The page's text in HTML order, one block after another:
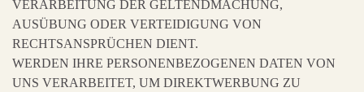
VERARBEITUNG DER GELTENDMACHUNG,
AUSÜBUNG ODER VERTEIDIGUNG VON
RECHTSANSPRÜCHEN DIENT.
WERDEN IHRE PERSONENBEZOGENEN DATEN VON
UNS VERARBEITET, UM DIREKTWERBUNG ZU